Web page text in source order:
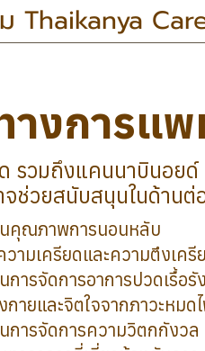
ม Thaikanya
งการแพ
วมถึงแคนนาบินอยด์
จช่วยสนับสนุนในด้านต่
คุณภาพการนอนหลับ
วามเครียดและความตึงเค
ารจัดการอาการปวดเรื้อรัง
กายและจิตใจจากภาวะหม
การจัดการความวิตกกังวล